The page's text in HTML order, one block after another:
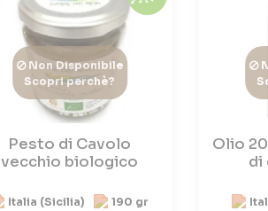
Non Disponibile
Scopri perchè?
Pesto di Cavolo
vecchio biologico
Italia (Sicilia) 190 gr
Olio
di